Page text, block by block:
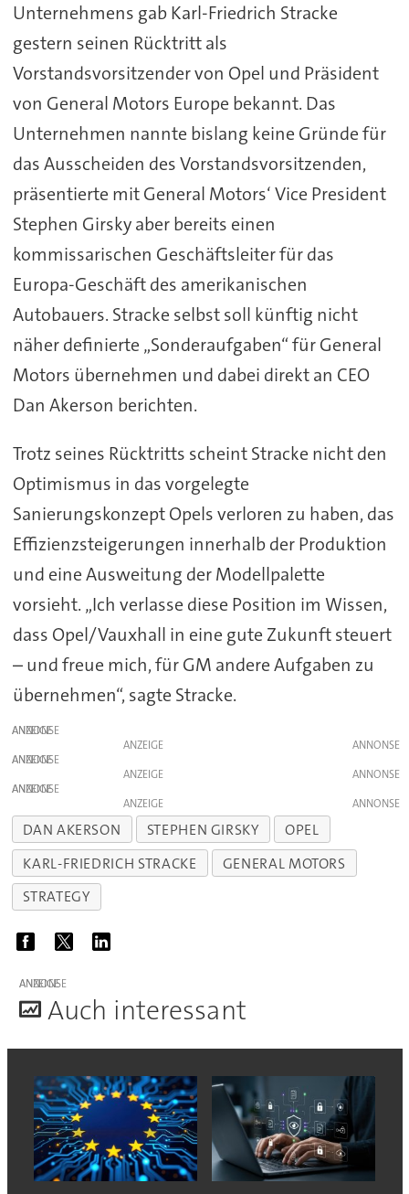
Unternehmens gab Karl-Friedrich Stracke
gestern seinen Rücktritt als
Vorstandsvorsitzender von Opel und Präsident
von General Motors Europe bekannt. Das
Unternehmen nannte bislang keine Gründe für
das Ausscheiden des Vorstandsvorsitzenden,
präsentierte mit General Motors‘ Vice President
Stephen Girsky aber bereits einen
kommissarischen Geschäftsleiter für das
Europa-Geschäft des amerikanischen
Autobauers. Stracke selbst soll künftig nicht
näher definierte „Sonderaufgaben“ für General
Motors übernehmen und dabei direkt an CEO
Dan Akerson berichten.
Trotz seines Rücktritts scheint Stracke nicht den
Optimismus in das vorgelegte
Sanierungskonzept Opels verloren zu haben, das
Effizienzsteigerungen innerhalb der Produktion
und eine Ausweitung der Modellpalette
vorsieht. „Ich verlasse diese Position im Wissen,
dass Opel/Vauxhall in eine gute Zukunft steuert
– und freue mich, für GM andere Aufgaben zu
übernehmen“, sagte Stracke.
ANZEIGE
ANZEIGE
ANZEIGE
ANZEIGE
ANZEIGE
ANZEIGE
DAN AKERSON STEPHEN GIRSKY
OPEL
KARL-FRIEDRICH STRACKE
GENERAL MOTORS
STRATEGY
ANZEIGE
Auch interessant